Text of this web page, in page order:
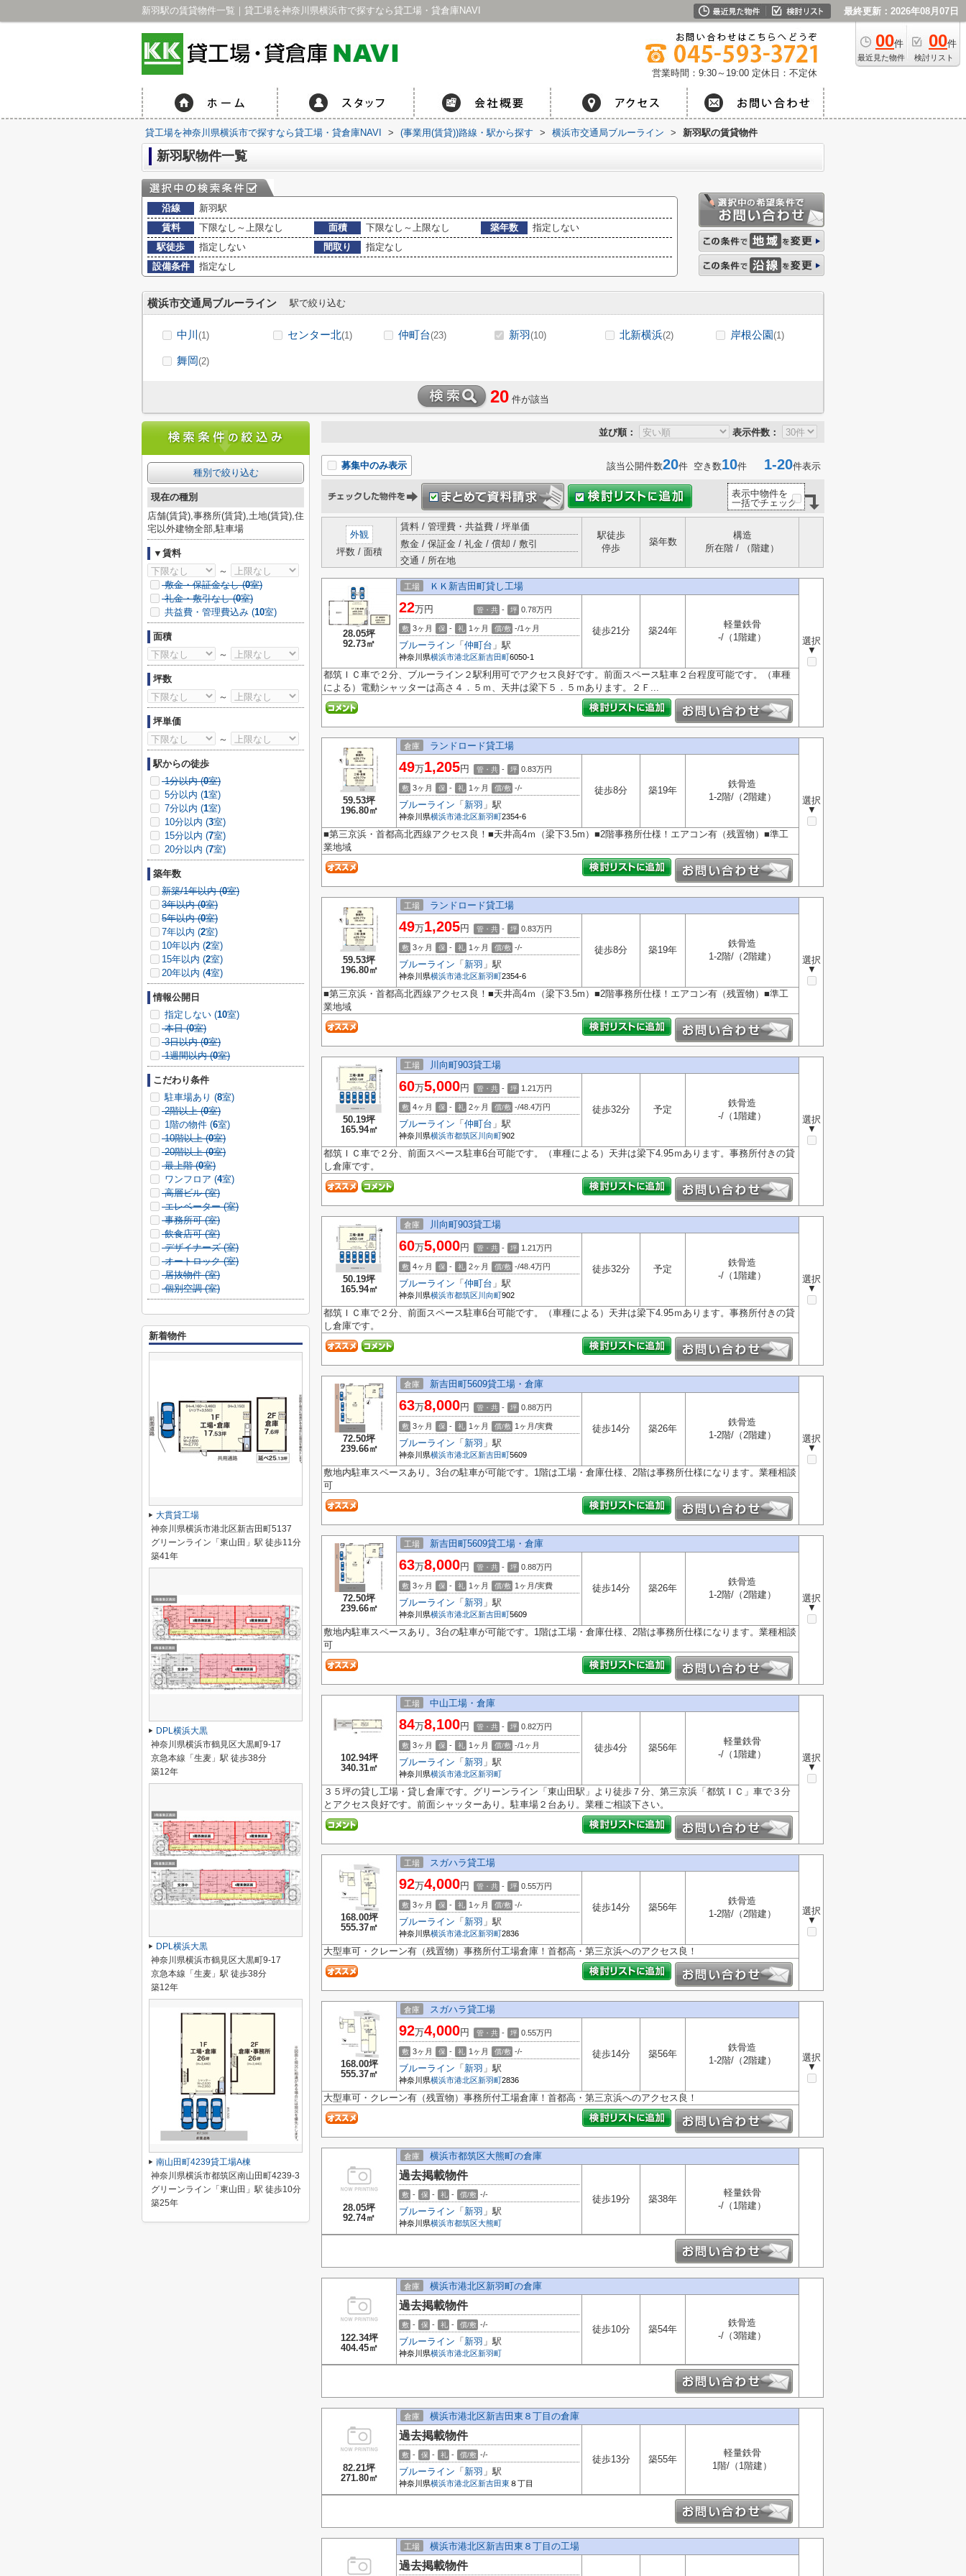
新羽駅の賃貸物件一覧｜貸工場を神奈川県横浜市で探すなら貸工場・貸倉庫NAVI 最終更新：2026年08月07日
00件
最近見た物件
00件
検討リスト
営業時間：9:30～19:00 定休日：不定休
貸工場を神奈川県横浜市で探すなら貸工場・貸倉庫NAVI > (事業用(賃貸))路線・駅から探す > 横浜市交通局ブルーライン > 新羽駅の賃貸物件
新羽駅物件一覧
沿線
新羽駅
賃料
下限なし～上限なし 面積 下限なし～上限なし 築年数
指定しない
駅徒歩
指定しない 間取り
指定なし
設備条件
指定なし
横浜市交通局ブルーライン 駅で絞り込む
中川 (1) センター北(1) 仲町台(23) 新羽(10) 北新横浜(2) 岸根公園(1)
舞岡(2)
20 件が該当
並び順： 表示件数：
募集中のみ表示 該当公開件数20件 空き数10件 1-20件表示
表示中物件を
一括でチェック
外観
坪数 / 面積
賃料 / 管理費・共益費 / 坪単価
敷金 / 保証金 / 礼金 / 償却 / 敷引
交通 / 所在地
駅徒歩
停歩
築年数
構造
所在階 / （階建）
28.05坪
92.73㎡
工場 ＫＫ新吉田町貸し工場
選択
▼
22万円 管・共 - 坪 0.78万円
敷 3ヶ月 保 - 礼 1ヶ月 償/敷 -/1ヶ月
ブルーライン 「 仲町台 」駅
神奈川県横浜市港北区 新吉田町6050-1
徒歩21分 築24年
軽量鉄骨
-/（1階建）
都筑ＩＣ車で２分、ブルーライン２駅利用可でアクセス良好です。前面スペース駐車２台程度可能です。（車種
による）電動シャッターは高さ４．５ｍ、天井は梁下５．５ｍあります。２Ｆ...
59.53坪
196.80㎡
倉庫 ランドロード貸工場
選択
▼
49万1,205円 管・共 - 坪 0.83万円
敷 3ヶ月 保 - 礼 1ヶ月 償/敷 -/-
ブルーライン 「 新羽 」駅
神奈川県横浜市港北区 新羽町2354-6
徒歩8分 築19年
鉄骨造
1-2階/（2階建）
■第三京浜・首都高北西線アクセス良！■天井高4ｍ（梁下3.5m）■2階事務所仕様！エアコン有（残置物）■準工
業地域
59.53坪
196.80㎡
工場 ランドロード貸工場
選択
▼
49万1,205円 管・共 - 坪 0.83万円
敷 3ヶ月 保 - 礼 1ヶ月 償/敷 -/-
ブルーライン 「 新羽 」駅
神奈川県横浜市港北区 新羽町2354-6
徒歩8分 築19年
鉄骨造
1-2階/（2階建）
■第三京浜・首都高北西線アクセス良！■天井高4ｍ（梁下3.5m）■2階事務所仕様！エアコン有（残置物）■準工
業地域
50.19坪
165.94㎡
工場 川向町903貸工場
選択
▼
60万5,000円 管・共 - 坪 1.21 万円
敷 4ヶ月 保 - 礼 2ヶ月 償/敷 -/48.4万円
ブルーライン 「 仲町台 」駅
神奈川県横浜市都筑区 川向町902
徒歩32分 予定
鉄骨造
-/（1階建）
都筑ＩＣ車で２分、前面スペース駐車6台可能です。（車種による）天井は梁下4.95ｍあります。事務所付きの貸
し倉庫です。
50.19坪
165.94㎡
倉庫 川向町903貸工場
選択
▼
60万5,000円 管・共 - 坪 1.21 万円
敷 4ヶ月 保 - 礼 2ヶ月 償/敷 -/48.4万円
ブルーライン 「 仲町台 」駅
神奈川県横浜市都筑区 川向町902
徒歩32分 予定
鉄骨造
-/（1階建）
都筑ＩＣ車で２分、前面スペース駐車6台可能です。（車種による）天井は梁下4.95ｍあります。事務所付きの貸
し倉庫です。
72.50坪
239.66㎡
倉庫 新吉田町5609貸工場・倉庫
選択
▼
63万8,000円 管・共 - 坪 0.88万円
敷 3ヶ月 保 - 礼 1ヶ月 償/敷 1ヶ月/実費
ブルーライン 「 新羽 」駅
神奈川県横浜市港北区 新吉田町5609
徒歩14分 築26年
鉄骨造
1-2階/（2階建）
敷地内駐車スペースあり。3台の駐車が可能です。1階は工場・倉庫仕様、2階は事務所仕様になります。業種相談
可
72.50坪
239.66㎡
工場 新吉田町5609貸工場・倉庫
選択
▼
63万8,000円 管・共 - 坪 0.88万円
敷 3ヶ月 保 - 礼 1ヶ月 償/敷 1ヶ月/実費
ブルーライン 「 新羽 」駅
神奈川県横浜市港北区 新吉田町5609
徒歩14分 築26年
鉄骨造
1-2階/（2階建）
敷地内駐車スペースあり。3台の駐車が可能です。1階は工場・倉庫仕様、2階は事務所仕様になります。業種相談
可
102.94坪
340.31㎡
工場 中山工場・倉庫
選択
▼
84万8,100円 管・共 - 坪 0.82万円
敷 3ヶ月 保 - 礼 1ヶ月 償/敷 -/1ヶ月
ブルーライン 「 新羽 」駅
神奈川県横浜市港北区 新羽町
徒歩4分 築56年
軽量鉄骨
-/（1階建）
３５坪の貸し工場・貸し倉庫です。グリーンライン「東山田駅」より徒歩７分、第三京浜「都筑ＩＣ」車で３分
とアクセス良好です。前面シャッターあり。駐車場２台あり。業種ご相談下さい。
168.00坪
555.37㎡
工場 スガハラ貸工場
選択
▼
92万4,000円 管・共 - 坪 0.55万円
敷 3ヶ月 保 - 礼 1ヶ月 償/敷 -/-
ブルーライン 「 新羽 」駅
神奈川県横浜市港北区 新羽町2836
徒歩14分 築56年
鉄骨造
1-2階/（2階建）
大型車可・クレーン有（残置物）事務所付工場倉庫！首都高・第三京浜へのアクセス良！
168.00坪
555.37㎡
倉庫 スガハラ貸工場
選択
▼
92万4,000円 管・共 - 坪 0.55万円
敷 3ヶ月 保 - 礼 1ヶ月 償/敷 -/-
ブルーライン 「 新羽 」駅
神奈川県横浜市港北区 新羽町2836
徒歩14分 築56年
鉄骨造
1-2階/（2階建）
大型車可・クレーン有（残置物）事務所付工場倉庫！首都高・第三京浜へのアクセス良！
28.05坪
92.74㎡
倉庫 横浜市都筑区大熊町の倉庫
過去掲載物件
敷 - 保 - 礼 - 償/敷 -/-
ブルーライン 「 新羽 」駅
神奈川県横浜市都筑区大熊町
徒歩19分 築38年
軽量鉄骨
-/（1階建）
122.34坪
404.45㎡
倉庫 横浜市港北区新羽町の倉庫
過去掲載物件
敷 - 保 - 礼 - 償/敷 -/-
ブルーライン 「 新羽 」駅
神奈川県横浜市港北区 新羽町
徒歩10分 築54年
鉄骨造
-/（3階建）
82.21坪
271.80㎡
倉庫 横浜市港北区新吉田東８丁目の倉庫
過去掲載物件
敷 - 保 - 礼 - 償/敷 -/-
ブルーライン 「 新羽 」駅
神奈川県横浜市港北区 新吉田東８丁目
徒歩13分 築55年
軽量鉄骨
1階/（1階建）
工場 横浜市港北区新吉田東８丁目の工場
過去掲載物件
種別で絞り込む
現在の種別
店舗(賃貸),事務所(賃貸),土地(賃貸),住
宅以外建物全部,駐車場
▼賃料
～
敷金・保証金なし (0室)
礼金・敷引なし (0室)
共益費・管理費込み (10室)
面積
～
坪数
～
坪単価
～
駅からの徒歩
1分以内 (0室)
5分以内 (1室)
7分以内 (1室)
10分以内 (3室)
15分以内 (7室)
20分以内 (7室)
築年数
新築/1年以内 (0室)
3年以内 (0室)
5年以内 (0室)
7年以内 (2室)
10年以内 (2室)
15年以内 (2室)
20年以内 (4室)
情報公開日
指定しない (10室)
本日 (0室)
3日以内 (0室)
1週間以内 (0室)
こだわり条件
駐車場あり (8室)
2階以上 (0室)
1階の物件 (6室)
10階以上 (0室)
20階以上 (0室)
最上階 (0室)
ワンフロア (4室)
高層ビル (室)
エレベーター (室)
事務所可 (室)
飲食店可 (室)
デザイナーズ (室)
オートロック (室)
居抜物件 (室)
個別空調 (室)
新着物件
大貫貸工場
神奈川県横浜市港北区新吉田町5137
グリーンライン「東山田」駅 徒歩11分
築41年
DPL横浜大黒
神奈川県横浜市鶴見区大黒町9-17
京急本線「生麦」駅 徒歩38分
築12年
DPL横浜大黒
神奈川県横浜市鶴見区大黒町9-17
京急本線「生麦」駅 徒歩38分
築12年
南山田町4239貸工場A棟
神奈川県横浜市都筑区南山田町4239-3
グリーンライン「東山田」駅 徒歩10分
築25年